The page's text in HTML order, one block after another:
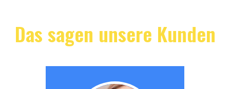
Das sagen unsere Kunden